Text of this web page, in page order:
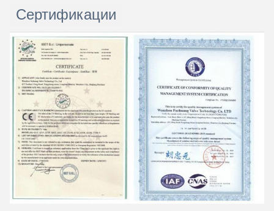
Сертификации